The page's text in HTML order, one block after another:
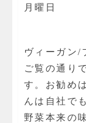
月曜日
ヴィーガン/
ご覧の通り
す。お勧め
んは自社で
野菜本来の